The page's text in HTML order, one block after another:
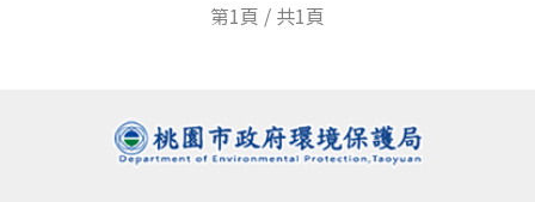
第1頁 / 共1頁